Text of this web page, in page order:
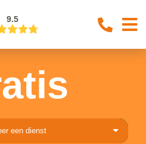
9.5
een dienst